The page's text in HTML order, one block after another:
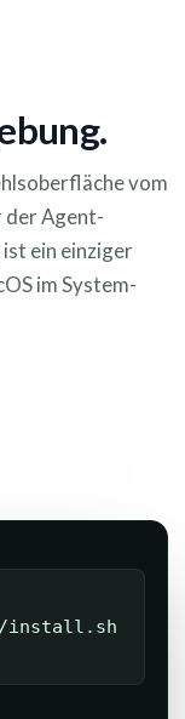
vom
der Agent-
ein einziger
im System-
install.sh